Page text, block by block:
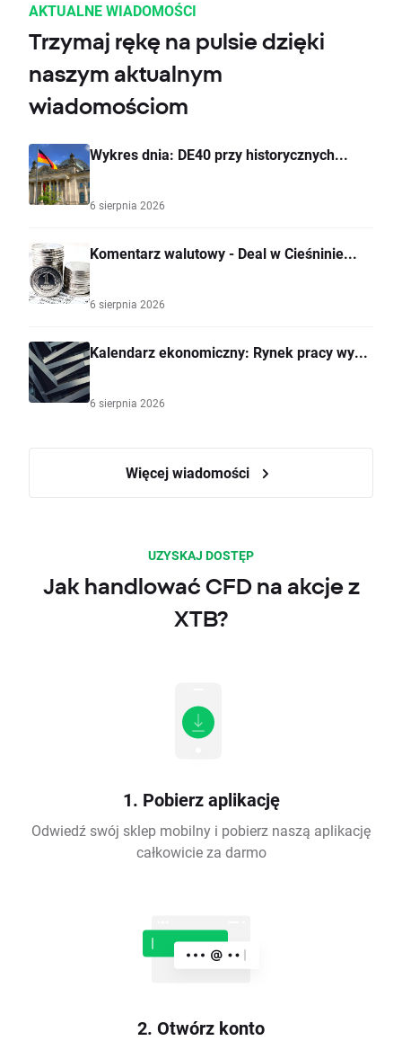
AKTUALNE WIADOMOŚCI
Trzymaj rękę na pulsie dzięki
naszym aktualnym
wiadomościom
Wykres dnia: DE40 przy historycznych...
6 sierpnia 2026
Komentarz walutowy - Deal w Cieśninie...
6 sierpnia 2026
Kalendarz ekonomiczny: Rynek pracy wy...
6 sierpnia 2026
Więcej wiadomości
UZYSKAJ DOSTĘP
Jak handlować CFD na akcje z
XTB?
1. Pobierz aplikację
Odwiedź swój sklep mobilny i pobierz naszą aplikację
całkowicie za darmo
2. Otwórz konto